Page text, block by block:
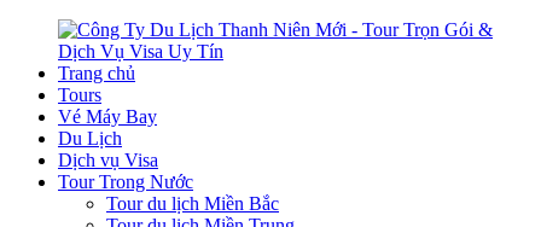
Trang chủ
Tours
Vé Máy Bay
Du Lịch
Dịch vụ Visa
Tour Trong Nước
Tour du lịch Miền Bắc